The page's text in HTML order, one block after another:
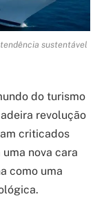
sustentável
do turismo
revolução
criticados
nova cara
como uma